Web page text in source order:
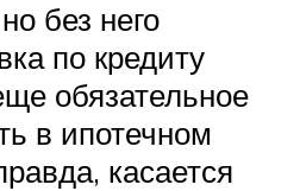
без него
по кредиту
обязательное
в ипотечном
касается